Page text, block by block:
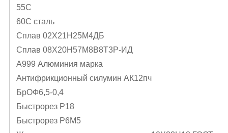
55С
60С сталь
Cплав 02Х21Н25М4ДБ
Cплав 08Х20Н57М8В8Т3Р-ИД
А999 Алюминия марка
Антифрикционный силумин АК12пч
БрОФ6,5-0,4
Быстрорез Р18
Быстрорез Р6М5